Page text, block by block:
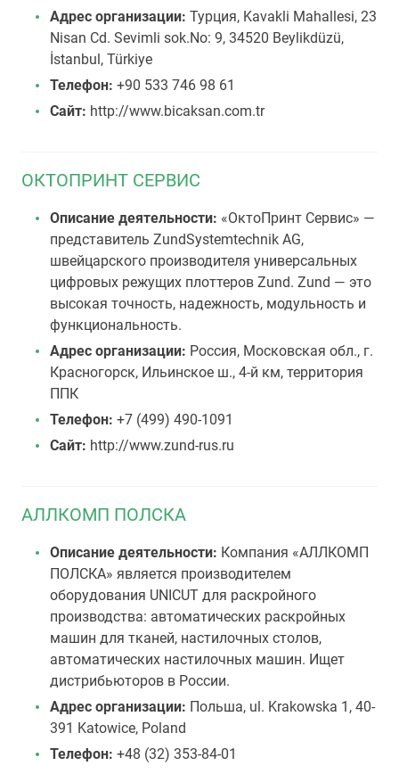
Адрес организации: Турция, Kavakli Mahallesi, 23
Nisan Cd. Sevimli sok.No: 9, 34520 Beylikdüzü,
İstanbul, Türkiye
Телефон: +90 533 746 98 61
Сайт: http://www.bicaksan.com.tr
ОКТОПРИНТ СЕРВИС
Описание деятельности: «ОктоПринт Сервис» —
представитель ZundSystemtechnik AG,
швейцарского производителя универсальных
цифровых режущих плоттеров Zund. Zund — это
высокая точность, надежность, модульность и
функциональность.
Адрес организации: Россия, Московская обл., г.
Красногорск, Ильинское ш., 4-й км, территория
ППК
Телефон: +7 (499) 490-1091
Сайт: http://www.zund-rus.ru
АЛЛКОМП ПОЛСКА
Описание деятельности: Компания «АЛЛКОМП
ПОЛСКА» является производителем
оборудования UNICUT для раскройного
производства: автоматических раскройных
машин для тканей, настилочных столов,
автоматических настилочных машин. Ищет
дистрибьюторов в России.
Адрес организации: Польша, ul. Krakowska 1, 40-
391 Katowice, Poland
Телефон: +48 (32) 353-84-01